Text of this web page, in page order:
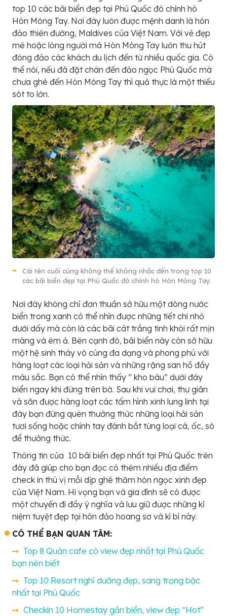
top 10 các bãi biển đẹp tại Phú Quốc đó chính hò
Hòn Móng Tay. Nơi đây luôn được mệnh danh là hòn
đảo thiên đường, Maldives của Việt Nam. Với vẻ đẹp
mê hoặc lòng người mà Hòn Móng Tay luôn thu hút
đông đảo các khách du lịch đến từ nhiều quốc gia. Có
thể nói, nếu đã đặt chân đến đảo ngọc Phú Quốc mà
chưa ghé đến Hòn Móng Tay thì quả thực là một thiếu
sót to lớn.
Cái tên cuối cùng không thể không nhắc đến trong top 10
các bãi biển đẹp tại Phú Quốc đó chính hò Hòn Móng Tay.
Nơi đây không chỉ đơn thuần sở hữu một dòng nước
biển trong xanh có thể nhìn được những tiết chi nhỏ
dưới dấy mà còn là các bãi cát trắng tinh khôi rất mịn
màng và êm ả. Bên cạnh đó, bãi biển này còn sở hữu
một hệ sinh tháy vô cùng đa dạng và phong phú với
hàng loạt các loại hải sản và những rặng san hồ đầy
màu sắc. Bạn có thể nhìn thấy ” kho báu” dưới đáy
biển ngay khi đứng trên bờ. Sau khi vui chơi, thư giãn
và săn được hàng loạt các tấm hình xinh lung linh tại
đây bạn đừng quên thưởng thức những loại hải sản
tươi sống hoặc chính tay đánh bắt từng loại cá, ốc, sò
để thưởng thức.
Thông tin của 10 bãi biển đẹp nhất tại Phú Quốc trên
đây đã giúp cho bạn đọc có thêm nhiều địa điểm
check in thú vị mỗi dịp ghé thăm hòn ngọc xinh đẹp
của Việt Nam. Hi vọng bạn và gia đình sẽ có được
một chuyến đi đầy ý nghĩa và lưu giữ được những kỉ
niệm tuyệt đẹp tại hòn đảo hoang sơ và kì bí này.
CÓ THỂ BẠN QUAN TÂM:
Top 8 Quán cafe có view đẹp nhất tại Phú Quốc
bạn nên biết
Top 10 Resort nghỉ dưỡng đẹp, sang trọng bậc
nhất tại Phú Quốc
Checkin 10 Homestay gần biển, view đẹp “Hot”